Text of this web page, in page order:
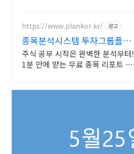
https://www.plankor.kr/ 광고
종목분석시스템 투자그룹플랜
가입즉시 무료리포트 100%
주식 공부 시작은 완벽한 분석부터!
1분 만에 받는 무료 종목 리포트 신